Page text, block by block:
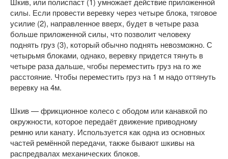
силы. Если провести веревку через четыре блока, тяговое
усилие (2), направленное вверх, будет в четыре раза
больше приложенной силы, что позволит человеку
поднять груз (3), который обычно поднять невозможно. С
четырьмя блоками, однако, веревку придется тянуть в
четыре раза дальше, чгобы переместить груз на го же
расстояние. Чтобы переместить груз на 1 м надо оттянуть
веревку на 4м.
Шкив — фрикционное колесо с ободом или канавкой по
окружности, которое передаёт движение приводному
ремню или канату. Используется как одна из основных
частей ремённой передачи, также бывают шкивы на
распредвалах механических блоков.